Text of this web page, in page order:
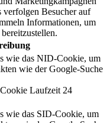
verfolgen Besucher auf
Informationen, um
wie das NID-Cookie, um
wie der Google-Suche
Cookie Laufzeit 24
wie das SID-Cookie, um